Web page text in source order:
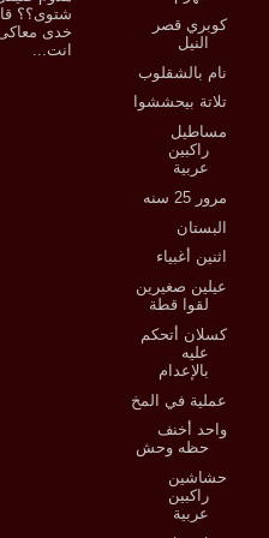
كوبري قصر
النيل
نام بالشقلوب
تلاتة بيحششوا
مساطيل
راكبين
عربية
مرور 25 سنه
البستان
اثنين أغبياء
عيلين صغيرين
لقوا قطة
كسلان أتحكم
عليه
بالإعدام
عملية في المخ
واحد أخنف
حظه وحش
حشاشين
راكبين
عربية
شتوى؟؟
خدى
انت...